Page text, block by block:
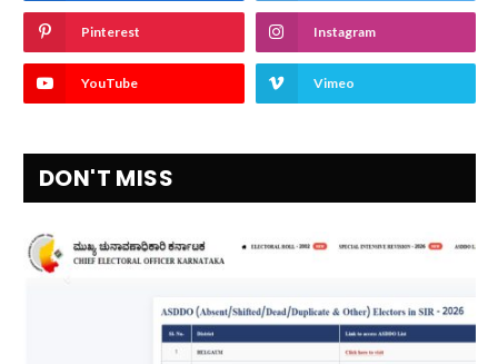
Pinterest Instagram
YouTube Vimeo
DON'T MISS